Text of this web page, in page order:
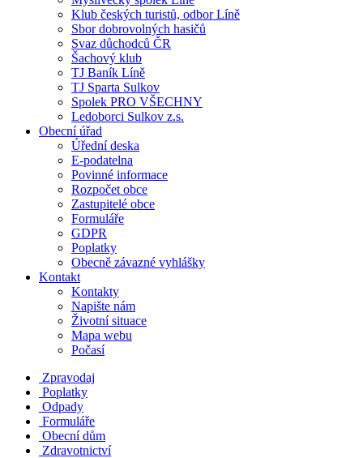
Klub českých turistů, odbor Líně
Sbor dobrovolných hasičů
Svaz důchodců ČR
Šachový klub
TJ Baník Líně
TJ Sparta Sulkov
Spolek PRO VŠECHNY
Ledoborci Sulkov z.s.
Obecní úřad
Úřední deska
E-podatelna
Povinné informace
Rozpočet obce
Zastupitelé obce
Formuláře
GDPR
Poplatky
Obecně závazné vyhlášky
Kontakt
Kontakty
Napište nám
Životní situace
Mapa webu
Počasí
Zpravodaj
Poplatky
Odpady
Formuláře
Obecní dům
Zdravotnictví